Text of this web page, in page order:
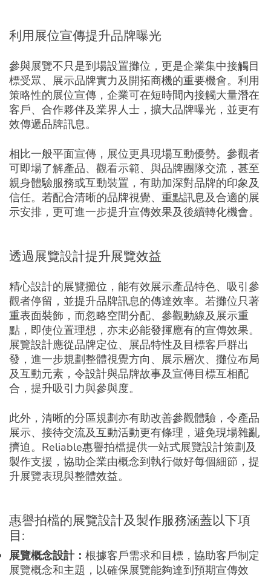
利用展位宣傳提升品牌曝光
參與展覽不只是到場設置攤位，更是企業集中接觸目
標受眾、展示品牌實力及開拓商機的重要機會。利用
策略性的展位宣傳，企業可在短時間內接觸大量潛在
客戶、合作夥伴及業界人士，擴大品牌曝光，並更有
效傳遞品牌訊息。
相比一般平面宣傳，展位更具現場互動優勢。參觀者
可即場了解產品、觀看示範、與品牌團隊交流，甚至
親身體驗服務或互動裝置，有助加深對品牌的印象及
信任。若配合清晰的品牌視覺、重點訊息及合適的展
示安排，更可進一步提升宣傳效果及後續轉化機會。
透過展覽設計提升展覽效益
精心設計的展覽攤位，能有效展示產品特色、吸引參
觀者停留，並提升品牌訊息的傳達效率。若攤位只著
重表面裝飾，而忽略空間分配、參觀動線及展示重
點，即使位置理想，亦未必能發揮應有的宣傳效果。
展覽設計應從品牌定位、展品特性及目標客戶群出
發，進一步規劃整體視覺方向、展示層次、攤位布局
及互動元素，令設計與品牌故事及宣傳目標互相配
合，提升吸引力與參與度。
此外，清晰的分區規劃亦有助改善參觀體驗，令產品
展示、接待交流及互動活動更有條理，避免現場雜亂
擠迫。Reliable惠譽拍檔提供一站式展覽設計策劃及
製作支援，協助企業由概念到執行做好每個細節，提
升展覽表現與整體效益。
惠譽拍檔的展覽設計及製作服務涵蓋以下項
目:
展覽概念設計： 根據客戶需求和目標，協助客戶制定
展覽概念和主題，以確保展覽能夠達到預期宣傳效